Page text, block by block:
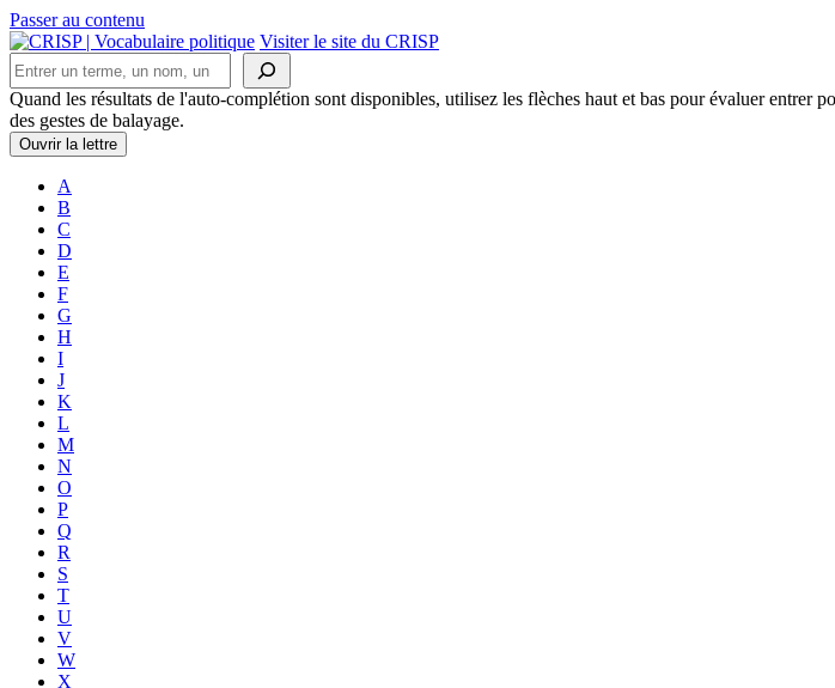
Passer au contenu
Navigation
principale
Visiter le site du CRISP
Rechercher
Quand les résultats de l'auto-complétion sont disponibles, utilisez les flèches haut et bas pour évaluer entrer
des gestes de balayage.
Ouvrir la lettre
A
B
C
D
E
F
G
H
I
J
K
L
M
N
O
P
Q
R
S
T
U
V
W
X